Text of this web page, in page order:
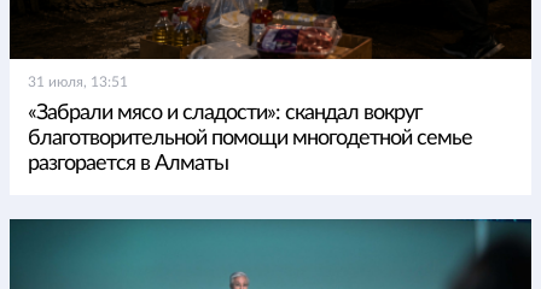
31 июля, 13:51
«Забрали мясо и сладости»: скандал вокруг
благотворительной помощи многодетной семье
разгорается в Алматы